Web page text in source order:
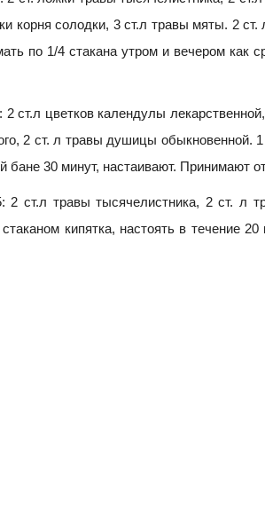
корня солодки, 3 ст.л травы мяты. 2
по 1/4 стакана утром и вечером как
2 ст.л цветков календулы
2 ст. л травы душицы обыкновенной. 1
бане 30 минут, настаивают. Принимают
2 ст.л травы тысячелистника, 2 ст. л
стаканом кипятка, настоять в течение